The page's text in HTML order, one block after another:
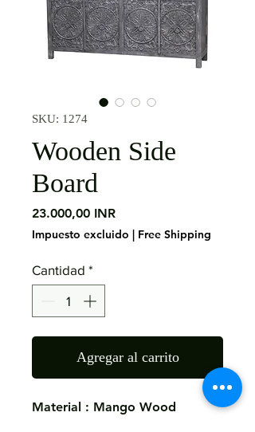
SKU: 1274
Wooden Side
Board
23.000,00 INRPrecio
Impuesto excluido | Free Shipping
Cantidad *
Agregar al carrito
Material : Mango Wood